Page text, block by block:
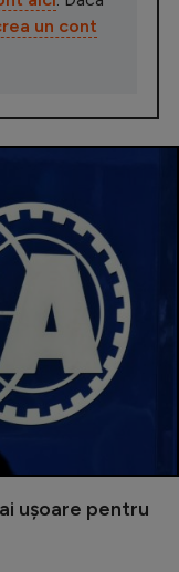
un cont
ușoare pentru